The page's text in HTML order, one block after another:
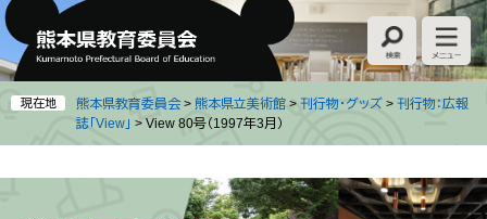
ペ
ー
ジ
の
先
で
メ
ニ
ュ
ー
を
ば
現在地 熊本県教育委員会 > 熊本県立美術館 > 刊行物・グッズ > 刊行物：広報
誌「View」 > View 80号（1997年3月）